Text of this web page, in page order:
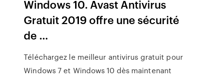
Windows 10. Avast Antivirus
Gratuit 2019 offre une sécurité
de ...
Téléchargez le meilleur antivirus gratuit pour
Windows 7 et Windows 10 dès maintenant